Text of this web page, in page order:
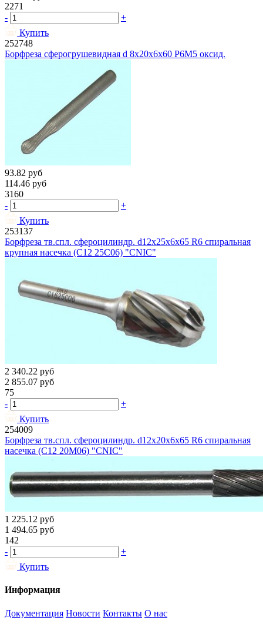
2271
-
+
Купить
252748
Борфреза сферогрушевидная d 8х20х6х60 Р6М5 оксид.
93.82 руб
114.46 руб
3160
-
+
Купить
253137
Борфреза тв.спл. сфероцилиндр. d12х25х6х65 R6 спиральная
крупная насечка (C12 25С06) "CNIC"
2 340.22 руб
2 855.07 руб
75
-
+
Купить
254009
Борфреза тв.спл. сфероцилиндр. d12х20х6х65 R6 спиральная
насечка (C12 20М06) "CNIC"
1 225.12 руб
1 494.65 руб
142
-
+
Купить
Информация
Документация Новости Контакты О нас